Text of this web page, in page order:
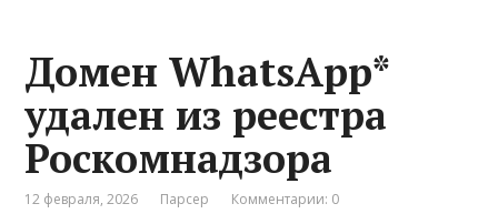
Домен WhatsApp*
удален из реестра
Роскомнадзора
12 февраля, 2026 Парсер Комментарии: 0